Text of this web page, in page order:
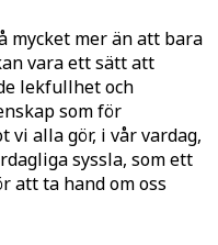
mycket mer än att bara
vara ett sätt att
lekfullhet och
som för
vi alla gör, i vår vardag,
syssla, som ett
att ta hand om oss